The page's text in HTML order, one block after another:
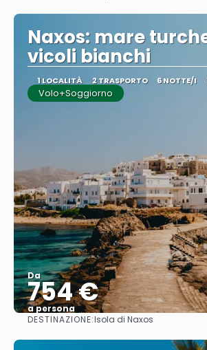
Naxos: mare
vicoli bianchi
1 LOCALITÀ 2 TRASPORTO 6 NOTTE/I
Volo+Soggiorno
Da
754 €
a persona
Vedere
DESTINAZIONE:Isola di Naxos